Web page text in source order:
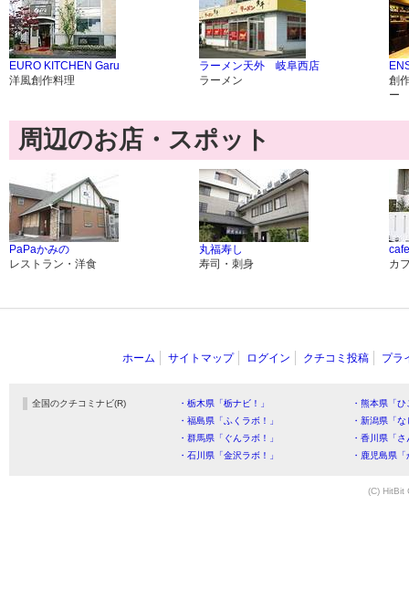
EURO KITCHEN Garu
洋風創作料理
ラーメン天外 岐阜西店
ラーメン
創
ー
周辺のお店・スポット
PaPaかみの
レストラン・洋食
丸福寿し
寿司・刺身
カ
ホーム サイトマップ ログイン クチコミ投稿 プラ
全国のクチコミナビ(R) ・栃木県「栃ナビ！」
・熊本県「
・福島県「ふくラボ！」
・新潟県「
・群馬県「ぐんラボ！」
・香川県「
・石川県「金沢ラボ！」
・鹿児島県
(C) HitBit